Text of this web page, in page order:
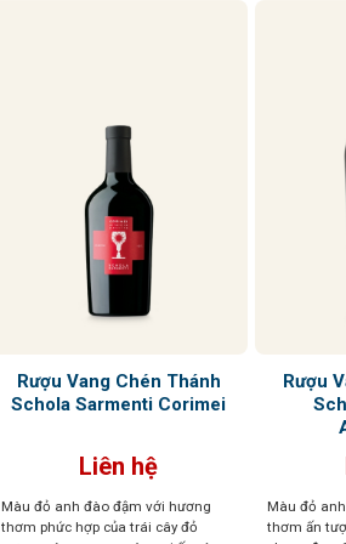
Rượu Vang Chén Thánh
Schola Sarmenti Corimei
Liên hệ
Màu đỏ anh đào đậm với hương
thơm phức hợp của trái cây đỏ
Rượu
Màu đỏ
thơm ấn